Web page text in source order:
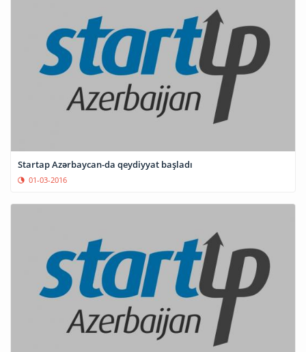
Startap Azərbaycan-da qeydiyyat başladı
01-03-2016